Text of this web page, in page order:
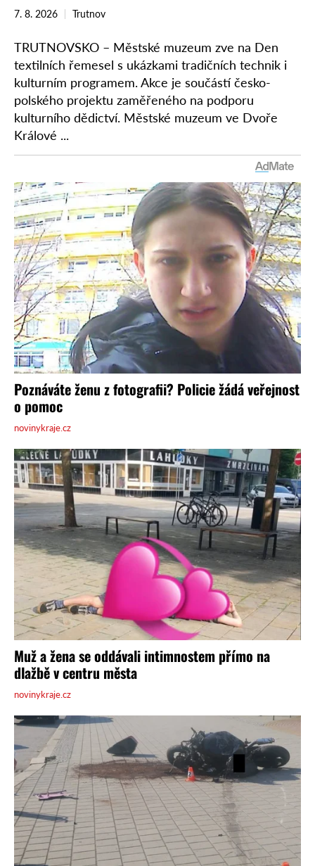
7. 8. 2026 Trutnov
TRUTNOVSKO – Městské muzeum zve na Den
textilních řemesel s ukázkami tradičních technik i
kulturním programem. Akce je součástí česko-
polského projektu zaměřeného na podporu
kulturního dědictví. Městské muzeum ve Dvoře
Králové ...